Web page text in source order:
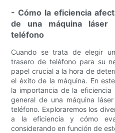
- Cómo la eficiencia
de una máquina
teléfono
Cuando se trata de elegir
trasero de teléfono para su
papel crucial a la hora de
el éxito de la máquina. En
la importancia de la
general de una máquina
teléfono. Exploraremos los
a la eficiencia y cómo
considerando en función de